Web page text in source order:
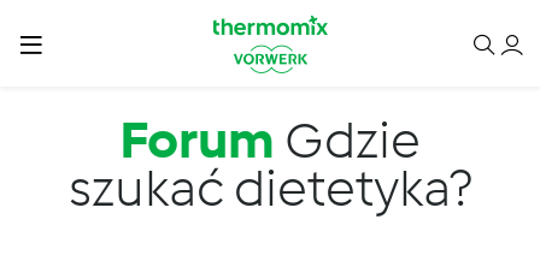
Forum Gdzie
szukać dietetyka?